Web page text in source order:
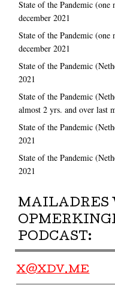
State of the Pandemic (one
december 2021
State of the Pandemic (one
december 2021
State of the Pandemic
2021
State of the Pandemic
almost 2 yrs. and over last
State of the Pandemic
2021
State of the Pandemic
2021
MAILADRES
PODCAST:
X@XDV.ME